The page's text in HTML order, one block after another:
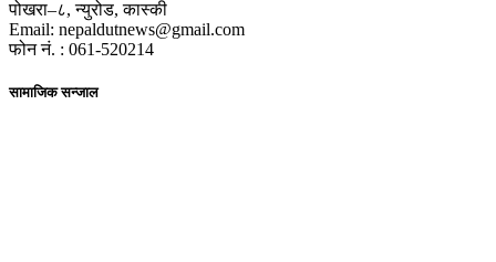
पोखरा–८, न्युरोड, कास्की
Email: nepaldutnews@gmail.com
फोन नं. : 061-520214
सामाजिक सन्जाल